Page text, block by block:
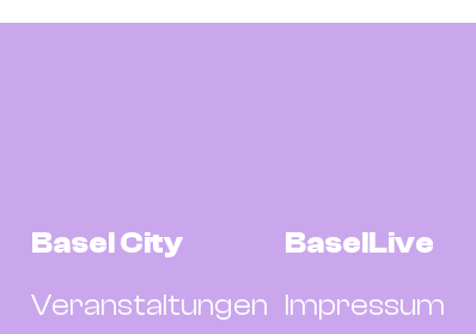
Basel City
Veranstaltungen
BaselLive
Impressum